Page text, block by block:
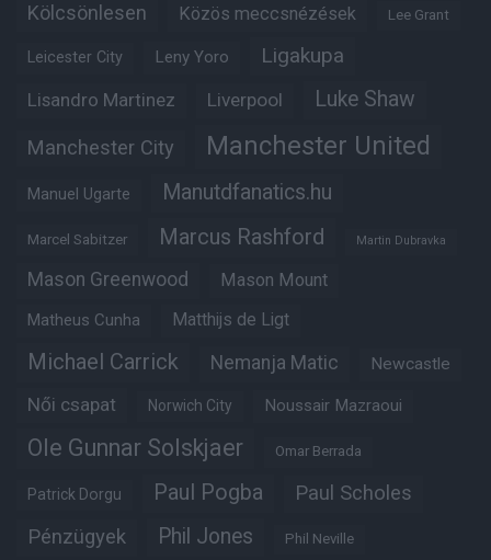
Kölcsönlesen Közös meccsnézések Lee Grant
Leicester City Leny Yoro Ligakupa
Lisandro Martinez Liverpool Luke Shaw
Manchester City Manchester United
Manuel Ugarte Manutdfanatics.hu
Marcel Sabitzer Marcus Rashford Martin Dubravka
Mason Greenwood Mason Mount
Matheus Cunha Matthijs de Ligt
Michael Carrick Nemanja Matic Newcastle
Női csapat Norwich City Noussair Mazraoui
Ole Gunnar Solskjaer Omar Berrada
Patrick Dorgu Paul Pogba Paul Scholes
Pénzügyek Phil Jones Phil Neville